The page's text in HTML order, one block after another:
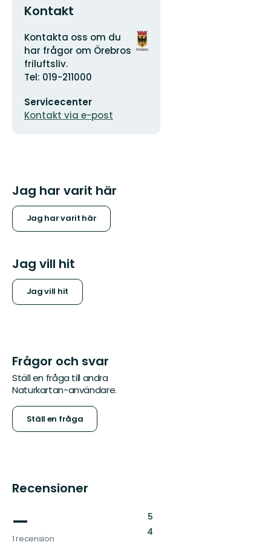
Kontakt
Adress
Kontakta oss om du
har frågor om Örebros
friluftsliv.
Tel: 019-211000
postadress
Servicecenter
Kontakt via e-post
Organisationens
logotyp
Jag har varit här
Jag har varit här
Jag vill hit
Jag vill hit
Frågor och svar
Ställ en fråga till andra
Naturkartan-användare.
Ställ en fråga
Recensioner
—
1 recension
5:
4: